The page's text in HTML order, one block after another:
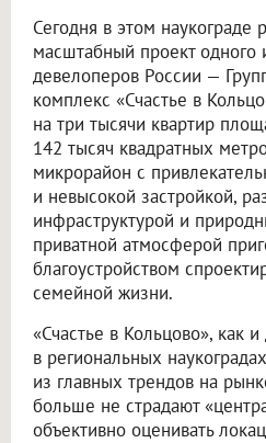
Сегодня в этом наукограде
масштабный проект одного
девелоперов России —
комплекс «Счастье в
на три тысячи квартир
142 тысяч квадратных
микрорайон с
и невысокой застройкой,
инфраструктурой и
приватной атмосферой
благоустройством
семейной жизни.
«Счастье в Кольцово», как
в региональных
из главных трендов на
больше не страдают
объективно оценивать